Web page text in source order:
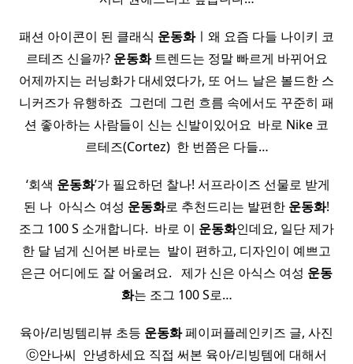
패션 아이콘이 된 클래식 운동화ㅣ왜 요즘 다들 나이키 코
르테즈 신을까? 운동화트렌드는 정말 빠르게 바뀌어요
어제까지는 러닝화가 대세였다가, 또 어느 날은 볼드한 스
니커즈가 유행하죠 ​ 그런데 그런 흐름 속에서도 꾸준히 패
션 좋아하는 사람들이 신는 신발이있어요 ​ 바로 Nike 코
르테즈(Cortez) ​ 한 번쯤은 다들…
​ ‘회색 운동화’가 필요하던 찰나! 서프라이즈 선물로 받게
된 나 ​ 아식스 여성 운동화로 추천드리는 발편한 운동화!
조그 100 S 소개합니다. ​ 바로 이 운동화인데요, 일단 제가
한 달 넘게 신어본 바로는 ​ 발이 편하고, 디자인이 예쁘고
은근 어디에도 잘 어울려요. ​ ​ 제가 신은 아식스 여성 운동
화는 조그 100 S로…
육아/리빙템리뷰 초등 운동화페이퍼플레인키즈 글, 사진
ⓒ안나씨 ​ 안녕하세요 직접 써본 육아/리빙템에 대해서